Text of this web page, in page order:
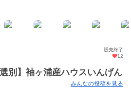
販売終了
12
別】袖ヶ浦産ハウスいんげん
みんなの投稿を見る